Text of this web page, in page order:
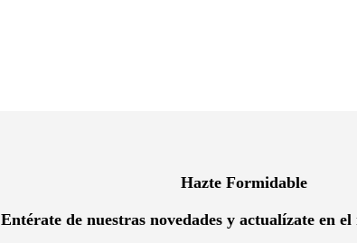
Hazte Formidable
Entérate de nuestras novedades y actualízate en